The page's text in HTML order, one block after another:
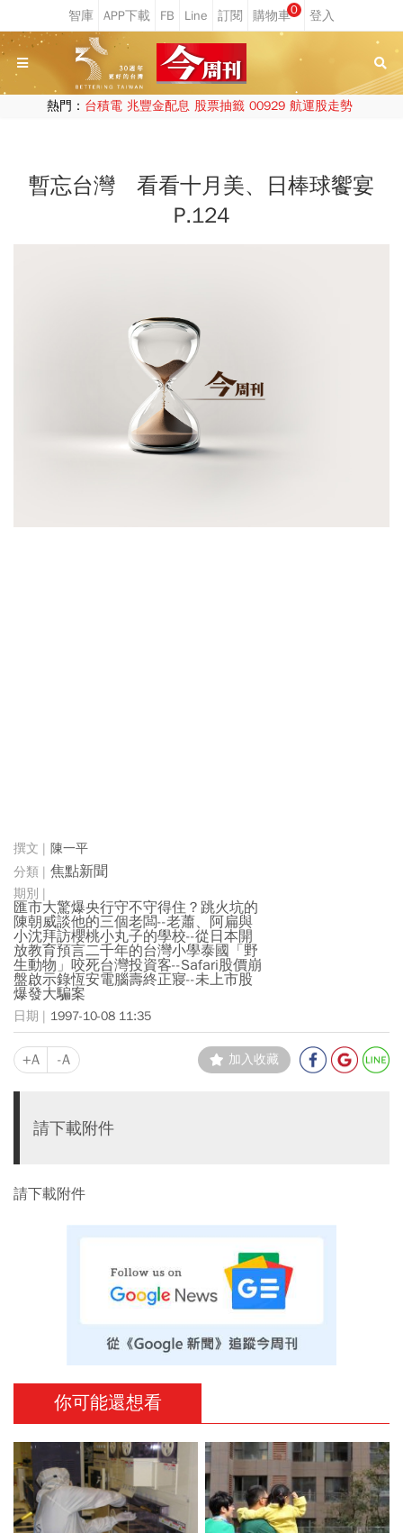
0
熱門： 台積電 兆豐金配息 股票抽籤 00929 航運股走勢
暫忘台灣 看看十月美、日棒球饗宴
P.124
陳一平
焦點新聞
匯市大驚爆央行守不守得住？跳火坑的
陳朝威談他的三個老闆--老蕭、阿扁與
小沈拜訪櫻桃小丸子的學校--從日本開
放教育預言二千年的台灣小學泰國「野
生動物」咬死台灣投資客--Safari股價崩
盤啟示錄恆安電腦壽終正寢--未上市股
爆發大騙案
1997-10-08 11:35
+A -A 加入收藏
請下載附件
請下載附件
你可能還想看